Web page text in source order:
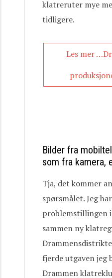
klatreruter mye
tidligere.
Les mer
Bilder fra
som fra kamera,
Tja, det kommer
spørsmålet. Jeg
problemstillingen
sammen ny
fjerde utgaven jeg
Drammen